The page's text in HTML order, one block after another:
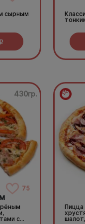
сырным
430гр.
75
с
Пицца